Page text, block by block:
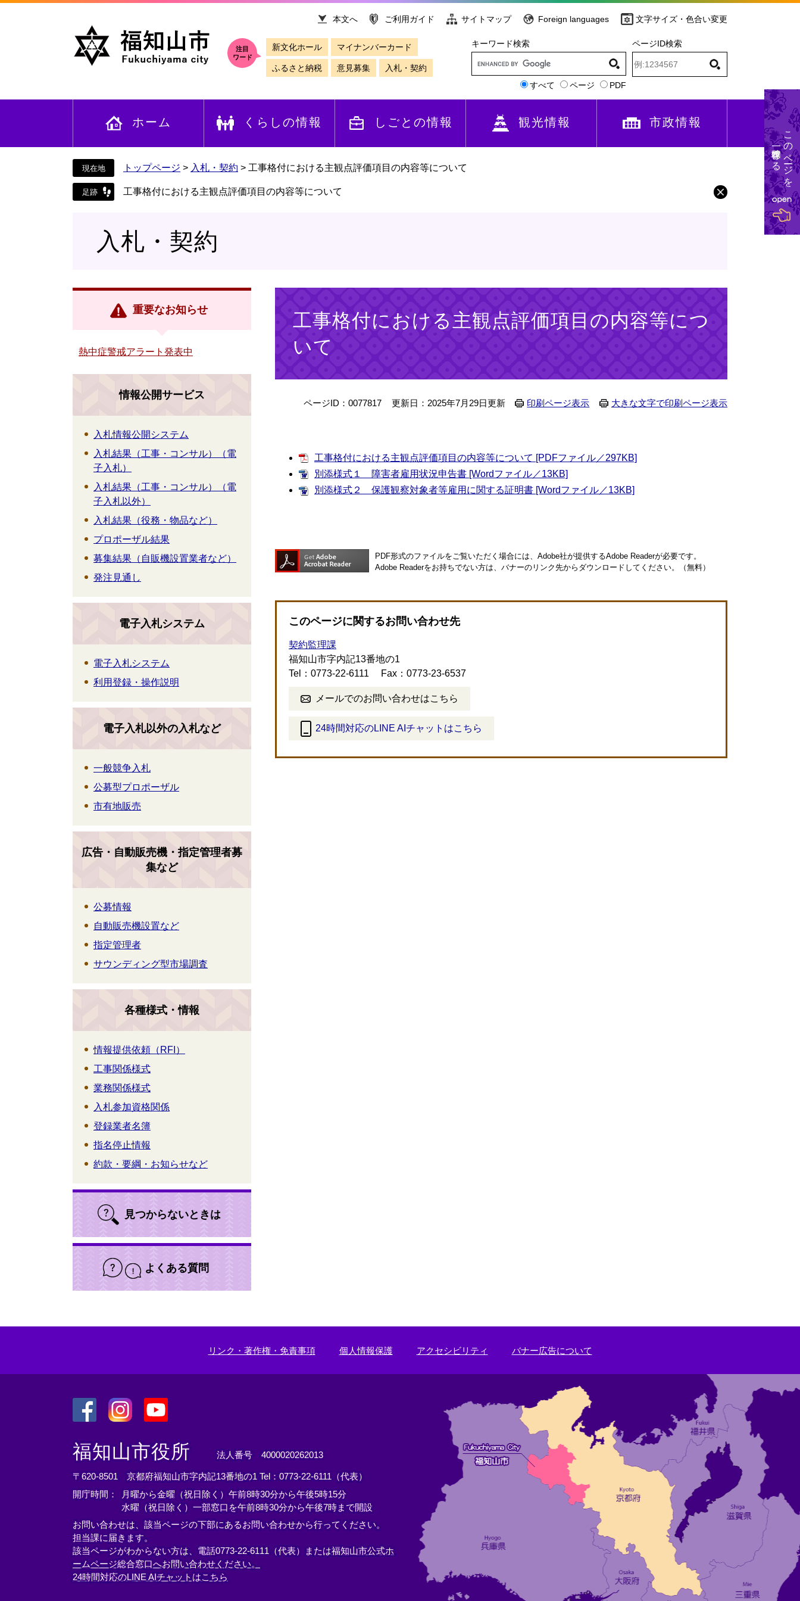
文
本文へ ご利用ガイド サイトマップ Foreign languages 文字サイズ・色合い変更
注目
ワード
新文化ホール マイナンバーカード
ふるさと納税 意見募集 入札・契約
キーワード検索
すべて ページ PDF
ページID検索
ホーム くらしの情報 しごとの情報 観光情報 市政情報
トップページ > 入札・契約 > 工事格付における主観点評価項目の内容等について
工事格付における主観点評価項目の内容等について
入札・契約
工事格付における主観点評価項目の内容等につ
いて
ページID：0077817 更新日：2025年7月29日更新 印刷ページ表示 大きな文字で印刷ページ表示
工事格付における主観点評価項目の内容等について [PDFファイル／297KB]
別添様式１ 障害者雇用状況申告書 [Wordファイル／13KB]
別添様式２ 保護観察対象者等雇用に関する証明書 [Wordファイル／13KB]
PDF形式のファイルをご覧いただく場合には、Adobe社が提供するAdobe Readerが必要です。
Adobe Readerをお持ちでない方は、バナーのリンク先からダウンロードしてください。（無料）
このページに関するお問い合わせ先
契約監理課
福知山市字内記13番地の1
Tel：0773-22-6111
Fax：0773-23-6537
メールでのお問い合わせはこちら
24時間対応のLINE AIチャットはこちら
外
重要なお知らせ
熱中症警戒アラート発表中
情報公開サービス
入札情報公開システム
入札結果（工事・コンサル）（電
子入札）
入札結果（工事・コンサル）（電
子入札以外）
入札結果（役務・物品など）
プロポーザル結果
募集結果（自販機設置業者など）
発注見通し
電子入札システム
電子入札システム
利用登録・操作説明
電子入札以外の入札など
一般競争入札
公募型プロポーザル
市有地販売
広告・自動販売機・指定管理者募
集など
公募情報
自動販売機設置など
指定管理者
サウンディング型市場調査
各種様式・情報
情報提供依頼（RFI）
工事関係様式
業務関係様式
入札参加資格関係
登録業者名簿
指名停止情報
約款・要綱・お知らせなど
見つからないときは
よくある質問
リンク・著作権・免責事項 個人情報保護 アクセシビリティ バナー広告について
外
部
リ
ン
ク
外
部
リ
ン
ク
外
部
リ
ン
ク
＞
福知山市役所 法人番号 4000020262013
〒620-8501 京都府福知山市字内記13番地の1 Tel：0773-22-6111（代表）
開庁時間： 月曜から金曜（祝日除く）午前8時30分から午後5時15分
水曜（祝日除く）一部窓口を午前8時30分から午後7時まで開設
お問い合わせは、該当ページの下部にあるお問い合わせから行ってください。
担当課に届きます。
該当ページがわからない方は、電話0773-22-6111（代表）または福知山市公式ホ
ームページ総合窓口へお問い合わせください。
24時間対応のLINE AIチャットはこちら
このページを
一時保存する